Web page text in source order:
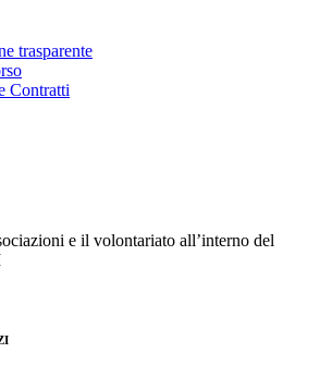
trasparente
Contratti
e il volontariato all’interno del